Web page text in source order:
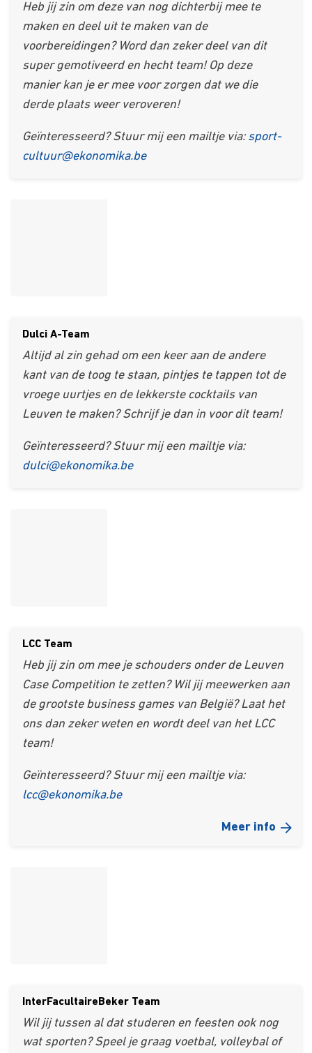
Heb jij zin om deze van nog dichterbij mee te
maken en deel uit te maken van de
voorbereidingen? Word dan zeker deel van dit
super gemotiveerd en hecht team! Op deze
manier kan je er mee voor zorgen dat we die
derde plaats weer veroveren!
Geïnteresseerd? Stuur mij een mailtje via: sport-
cultuur@ekonomika.be
Dulci A-Team
Altijd al zin gehad om een keer aan de andere
kant van de toog te staan, pintjes te tappen tot de
vroege uurtjes en de lekkerste cocktails van
Leuven te maken? Schrijf je dan in voor dit team!
Geïnteresseerd? Stuur mij een mailtje via:
dulci@ekonomika.be
LCC Team
Heb jij zin om mee je schouders onder de Leuven
Case Competition te zetten? Wil jij meewerken aan
de grootste business games van België? Laat het
ons dan zeker weten en wordt deel van het LCC
team!
Geïnteresseerd? Stuur mij een mailtje via:
lcc@ekonomika.be
Meer info
InterFacultaireBeker Team
Wil jij tussen al dat studeren en feesten ook nog
wat sporten? Speel je graag voetbal, volleybal of